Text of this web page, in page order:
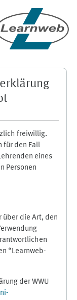
freiwillig.
für den Fall
eines
Personen
über die Art, den
“Learnweb-
der WWU